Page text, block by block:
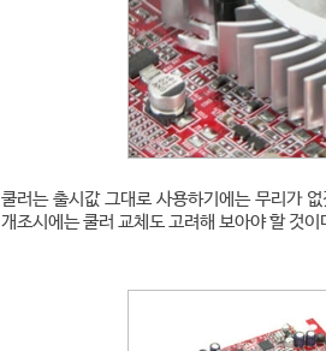
쿨러는 출시값 그대로 사용하기에는 무리가
개조시에는 쿨러 교체도 고려해 보아야 할 것이